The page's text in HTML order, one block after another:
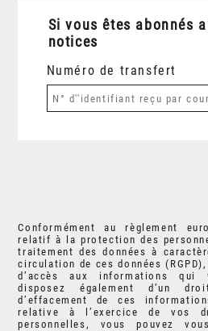
Si vous êtes abonnés
notices
Numéro de transfert
Conformément au règlement
relatif à la protection des
traitement des données à
circulation de ces données
d’accès aux informations qui
disposez également d’un
d’effacement de ces
relative à l’exercice de vos
personnelles, vous pouvez